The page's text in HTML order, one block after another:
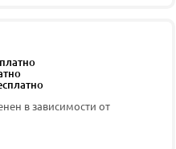
в зависимости от